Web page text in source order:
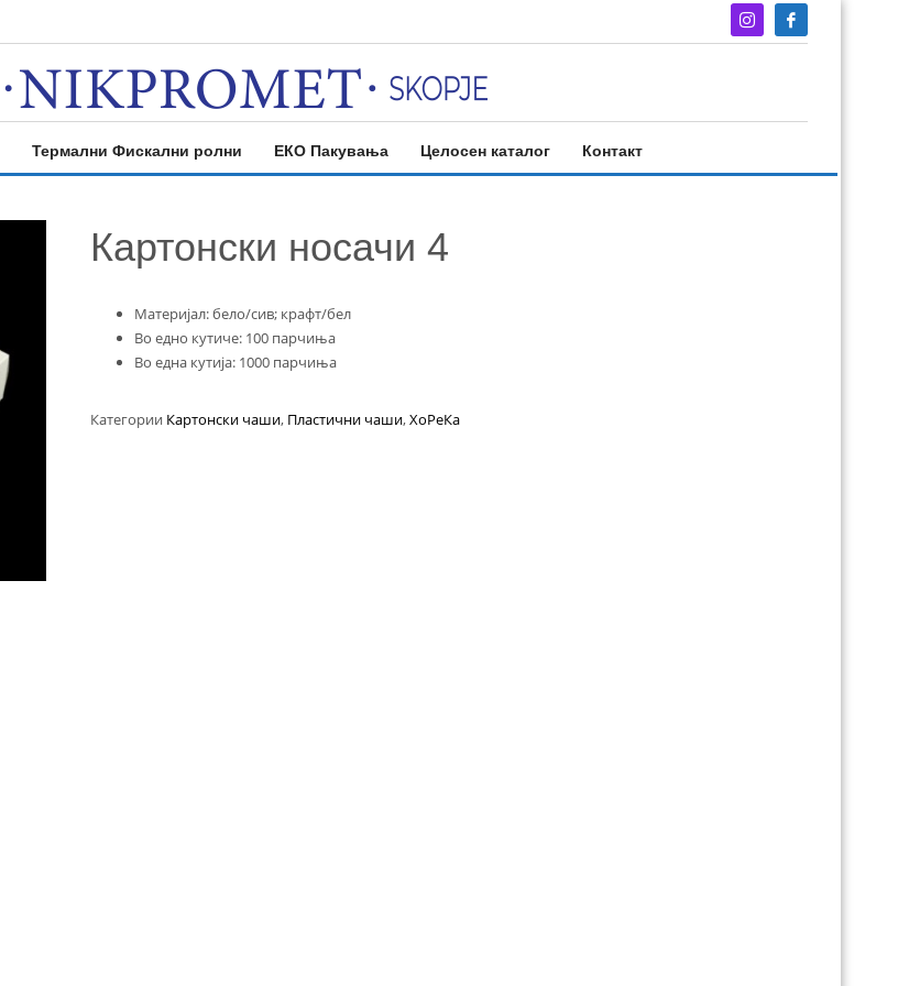
Термални Фискални ролни ЕКО Пакувања Целосен каталог Контакт
Картонски носачи 4
Mатеријал: бело/сив; крафт/бел
Во едно кутиче: 100 парчиња
Во една кутија: 1000 парчиња
Категории Картонски чаши, Пластични чаши,ХоРеКа